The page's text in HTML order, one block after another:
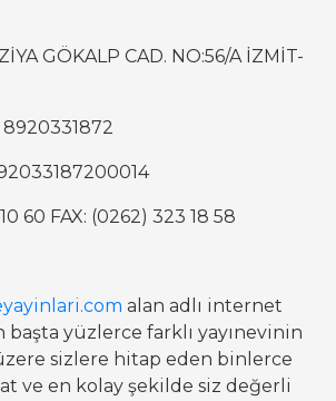
GÖKALP CAD. NO:56/A İZMİT-
8920331872
60 FAX: (0262) 323 18 58
alan adlı internet
yüzlerce farklı yayınevinin
sizlere hitap eden binlerce
ve en kolay şekilde siz değerli